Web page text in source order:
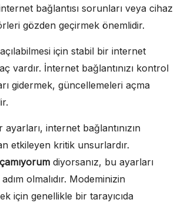
bağlantısı sorunları veya cihaz
gözden geçirmek önemlidir.
için stabil bir internet
vardır. İnternet bağlantınızı kontrol
gidermek, güncellemeleri açma
internet bağlantınızın
etkileyen kritik unsurlardır.
diyorsanız, bu ayarları
olmalıdır. Modeminizin
için genellikle bir tarayıcıda